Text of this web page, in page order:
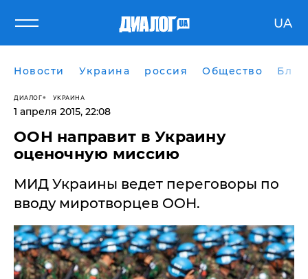
UA
Новости Украина россия Общество
ДИАЛОГ УКРАИНА
1 апреля 2015, 22:08
ООН направит в Украину
оценочную миссию
МИД Украины ведет переговоры по
вводу миротворцев ООН.